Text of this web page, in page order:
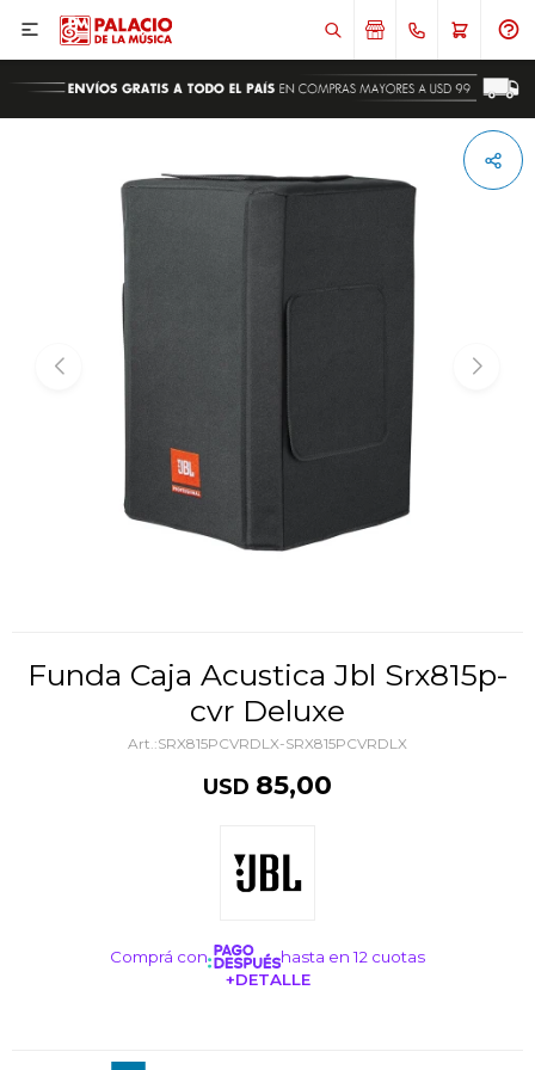

Funda Caja Acustica Jbl Srx815p-
cvr Deluxe
SRX815PCVRDLX-SRX815PCVRDLX
USD 85,00
Comprá con
hasta en 12 cuotas
+DETALLE
ENVIAR